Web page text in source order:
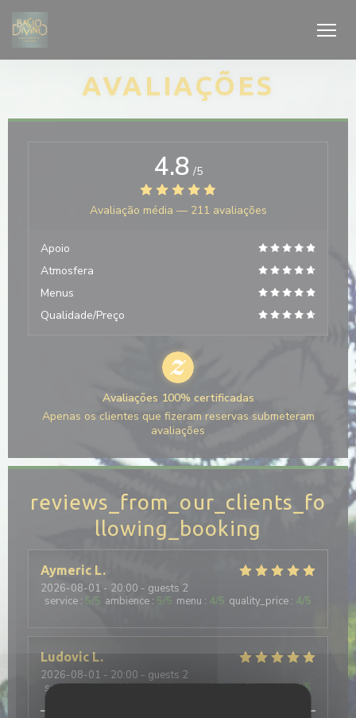
Painel de Gerenciamento de Cookies
AVALIAÇÕES
reviews_from_our_clients_fo
llowing_booking
Aymeric L
2026-08-01 - 20:00 - guests 2
service : 5/5 ambience : 5/5 menu : 4/5 quality_price : 4/5
Ludovic L
2026-08-01 - 20:00 - guests 2
service:4/5 ambience:5/5 menu:5/5 quality_price:4/5
4.8 /5
Avaliação média — 211 avaliações
Apoio
Atmosfera
Menus
Qualidade/Preço
Avaliações 100% certificadas
Apenas os clientes que fizeram reservas submeteram
avaliações